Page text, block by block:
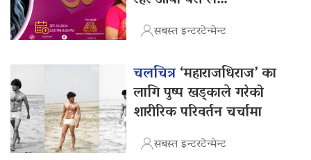
सबस्त इन्टरटेन्मेन्ट
चलचित्र‘महाराजधिराज’ का
लागि पुष्प खड्काले गरेको
शारीरिक परिवर्तन चर्चामा
सबस्त इन्टरटेन्मेन्ट